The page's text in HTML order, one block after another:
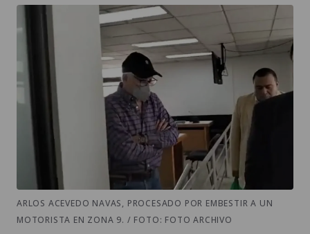
ARLOS ACEVEDO NAVAS, PROCESADO POR EMBESTIR A UN
MOTORISTA EN ZONA 9. / FOTO: FOTO ARCHIVO